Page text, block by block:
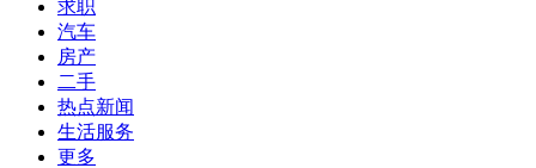
求职
汽车
房产
二手
热点新闻
生活服务
更多